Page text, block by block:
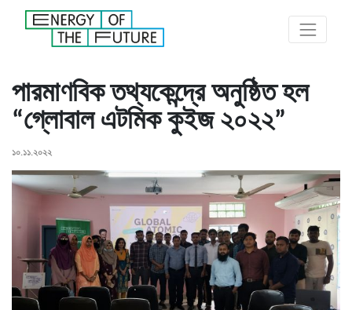
পারমাণবিক তথ্যকেন্দ্রে অনুষ্ঠিত হল
“গ্লোবাল এটমিক কুইজ ২০২২”
১০.১১.২০২২